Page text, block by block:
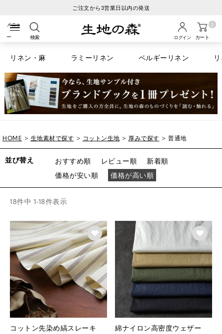
ご注文から3営業日以内の発送
検索 ログイン カート
0
リネン・麻 ラミーリネン ベルギーリネン
HOME 生地素材で探す コットン生地 厚みで探す 普通地
並び替え おすすめ順 レビュー順
新着順
価格が安い順
価格が高い順
18件中 1-18件表示
コットン先染め縞スレーキ
綿ナイロン高密度ウェザー